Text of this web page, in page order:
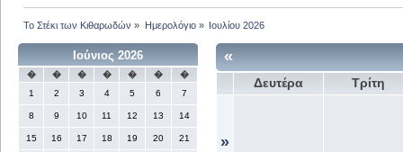
Το Στέκι των Κιθαρωδών » Ημερολόγιο» Ιουλίου 2026
Ιούνιος 2026
� � � � � �
�
1
2 3 4 5 6 7
8 9 10 11 12 13 14
15 16 17 18 19 20 21
«
Δευτέρα Τρίτη
»